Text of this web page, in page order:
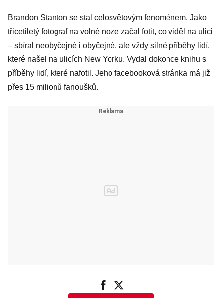
Brandon Stanton se stal celosvětovým fenoménem. Jako
třicetiletý fotograf na volné noze začal fotit, co viděl na ulici
– sbíral neobyčejné i obyčejné, ale vždy silné příběhy lidí,
které našel na ulicích New Yorku. Vydal dokonce knihu s
příběhy lidí, které nafotil. Jeho facebooková stránka má již
přes 15 milionů fanoušků.